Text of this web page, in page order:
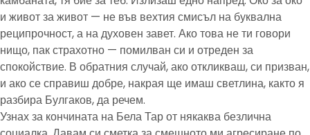
и живот за живот — не във вехтия смисъл на буквална
реципрочност, а на духовен завет. Ако това не ти говори
нищо, пак страхотно — помилван си и отреден за
спокойствие. В обратния случай, ако откликваш, си призван,
и ако се справиш добре, накрая ще имаш светлина, както я
разбира Булгаков, да речем.
Узнах за кончината на Бела Тар от някаква безлична